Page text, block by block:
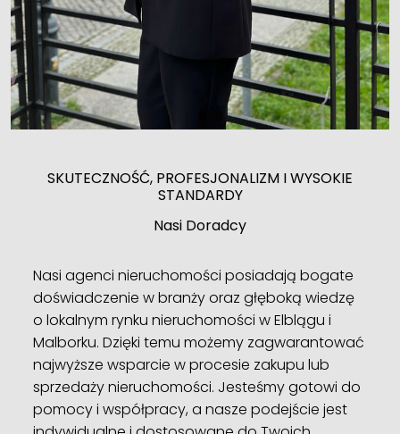
SKUTECZNOŚĆ, PROFESJONALIZM I WYSOKIE
STANDARDY
Nasi Doradcy
Nasi agenci nieruchomości posiadają bogate
doświadczenie w branży oraz głęboką wiedzę
o lokalnym rynku nieruchomości w Elblągu i
Malborku. Dzięki temu możemy zagwarantować
najwyższe wsparcie w procesie zakupu lub
sprzedaży nieruchomości. Jesteśmy gotowi do
pomocy i współpracy, a nasze podejście jest